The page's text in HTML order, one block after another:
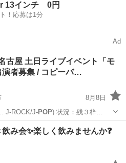
13インチ 0円
！応募は1分
Ad
古屋 土日ライブイベント「モ
演者募集 / コピーバ…
8月8日
J-ROCK/J-POP) 状況：残３枠…
ショー 会場
み会✨楽しく飲みませんか❓